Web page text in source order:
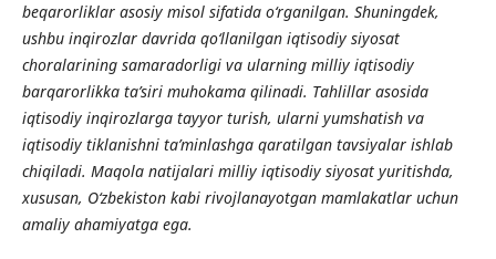
beqarorliklar asosiy misol sifatida o‘rganilgan. Shuningdek,
ushbu inqirozlar davrida qo‘llanilgan iqtisodiy siyosat
choralarining samaradorligi va ularning milliy iqtisodiy
barqarorlikka ta’siri muhokama qilinadi. Tahlillar asosida
iqtisodiy inqirozlarga tayyor turish, ularni yumshatish va
iqtisodiy tiklanishni ta’minlashga qaratilgan tavsiyalar ishlab
chiqiladi. Maqola natijalari milliy iqtisodiy siyosat yuritishda,
xususan, O‘zbekiston kabi rivojlanayotgan mamlakatlar uchun
amaliy ahamiyatga ega.